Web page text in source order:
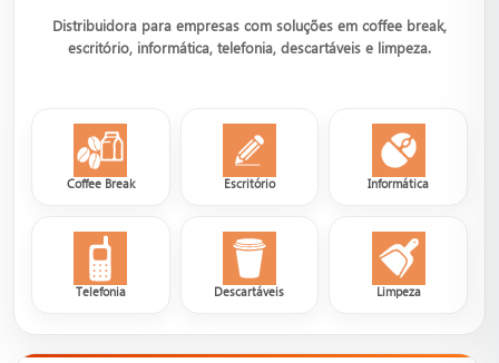
Distribuidora para empresas com soluções em coffee break,
escritório, informática, telefonia, descartáveis e limpeza.
Coffee Break Escritório Informática
Telefonia Descartáveis Limpeza